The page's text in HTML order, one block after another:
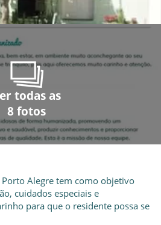
todas as
8 fotos
todas as
8 fotos
todas as
8 fotos
todas as
8 fotos
todas as
8 fotos
todas as
8 fotos
todas as
8 fotos
todas as
8 fotos
Alegre tem como objetivo
cuidados especiais e
para que o residente possa se